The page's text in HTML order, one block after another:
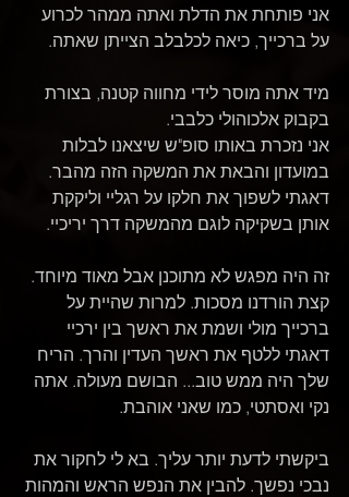
אני פותחת את הדלת ואתה ממהר לכרוע
על ברכייך, כיאה לכלבלב הצייתן שאתה.
מיד אתה מוסר לידי מחווה קטנה, בצורת
בקבוק אלכוהולי כלבבי.
אני נזכרת באותו סופ"ש שיצאנו לבלות
במועדון והבאת את המשקה הזה מהבר.
דאגתי לשפוך את חלקו על רגליי וליקקת
אותן בשקיקה לוגם מהמשקה דרך יריכיי.
זה היה מפגש לא מתוכנן אבל מאוד מיוחד.
קצת הורדנו מסכות. למרות שהיית על
ברכייך מולי ושמת את ראשך בין ירכיי
דאגתי ללטף את ראשך העדין והרך. הריח
שלך היה ממש טוב... הבושם מעולה. אתה
נקי ואסתטי, כמו שאני אוהבת.
ביקשתי לדעת יותר עליך. בא לי לחקור את
נבכי נפשך. להבין את הנפש הראש והמהות